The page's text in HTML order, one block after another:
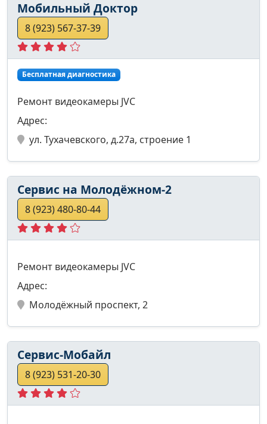
Мобильный Доктор
8 (923) 567-37-39
Бесплатная диагностика
Ремонт видеокамеры JVC
Адрес:
ул. Тухачевского, д.27а, строение 1
Сервис на Молодёжном-2
8 (923) 480-80-44
Ремонт видеокамеры JVC
Адрес:
Молодёжный проспект, 2
Сервис-Мобайл
8 (923) 531-20-30